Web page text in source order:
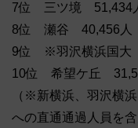
7位 三ツ境 51,434
8位 瀬谷 40,456人
9位 ※羽沢横浜国大
10位 希望ケ丘
（※新横浜、羽沢横
への直通通過人員を